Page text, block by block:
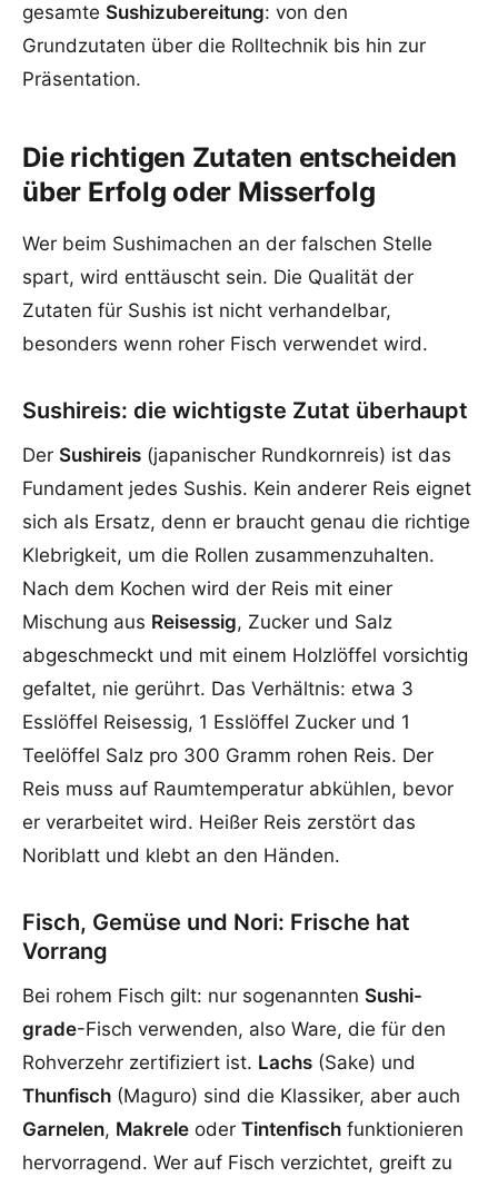
gesamte Sushizubereitung: von den
Grundzutaten über die Rolltechnik bis hin zur
Präsentation.
Die richtigen Zutaten entscheiden
über Erfolg oder Misserfolg
Wer beim Sushimachen an der falschen Stelle
spart, wird enttäuscht sein. Die Qualität der
Zutaten für Sushis ist nicht verhandelbar,
besonders wenn roher Fisch verwendet wird.
Sushireis: die wichtigste Zutat überhaupt
Der Sushireis (japanischer Rundkornreis) ist das
Fundament jedes Sushis. Kein anderer Reis eignet
sich als Ersatz, denn er braucht genau die richtige
Klebrigkeit, um die Rollen zusammenzuhalten.
Nach dem Kochen wird der Reis mit einer
Mischung aus Reisessig, Zucker und Salz
abgeschmeckt und mit einem Holzlöffel vorsichtig
gefaltet, nie gerührt. Das Verhältnis: etwa 3
Esslöffel Reisessig, 1 Esslöffel Zucker und 1
Teelöffel Salz pro 300 Gramm rohen Reis. Der
Reis muss auf Raumtemperatur abkühlen, bevor
er verarbeitet wird. Heißer Reis zerstört das
Noriblatt und klebt an den Händen.
Fisch, Gemüse und Nori: Frische hat
Vorrang
Bei rohem Fisch gilt: nur sogenannten Sushi-
grade-Fisch verwenden, also Ware, die für den
Rohverzehr zertifiziert ist. Lachs (Sake) und
Thunfisch (Maguro) sind die Klassiker, aber auch
Garnelen, Makrele oder Tintenfisch funktionieren
hervorragend. Wer auf Fisch verzichtet, greift zu